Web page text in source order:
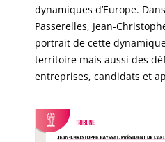
dynamiques d’Europe.
Passerelles, Jean-
portrait de cette
territoire mais aussi des
entreprises, candidats et